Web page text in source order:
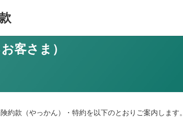
客さま）
約款（やっかん）・特約を以下のとおりご案内します。